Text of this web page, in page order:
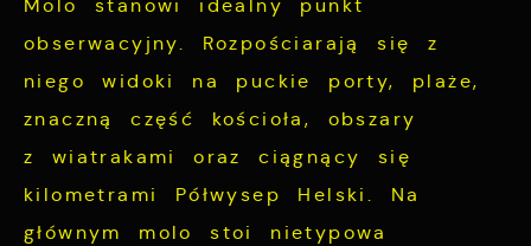
Molo stanowi idealny punkt
obserwacyjny. Rozpościarają się z
niego widoki na puckie porty, plaże,
znaczną część kościoła, obszary
z wiatrakami oraz ciągnący się
kilometrami Półwysep Helski. Na
głównym molo stoi nietypowa